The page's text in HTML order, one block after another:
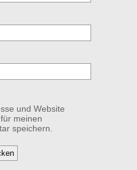
und Website
meinen
speichern.